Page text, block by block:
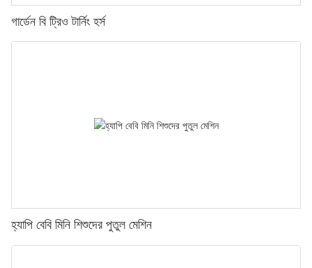
গার্ডেন বি ট্রিও টার্নিং হর্স
হ্যাপি বেবি মিনি শিশুদের পুতুল মেশিন